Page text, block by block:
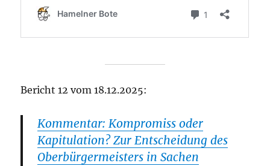
Bericht 12 vom 18.12.2025:
Kommentar: Kompromiss oder
Kapitulation? Zur Entscheidung des
Oberbürgermeisters in Sachen